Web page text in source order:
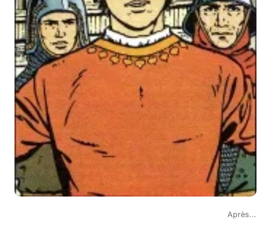
Après...